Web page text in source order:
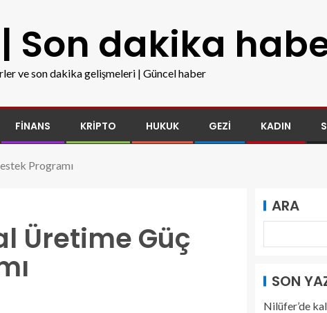
Son dakika
ve son dakika gelişmeleri | Güncel haber
FINANS KRIPTO HUKUK GEZI KADIN
Programı
Üretime Güç
ARA
SON
Nilüfer’de